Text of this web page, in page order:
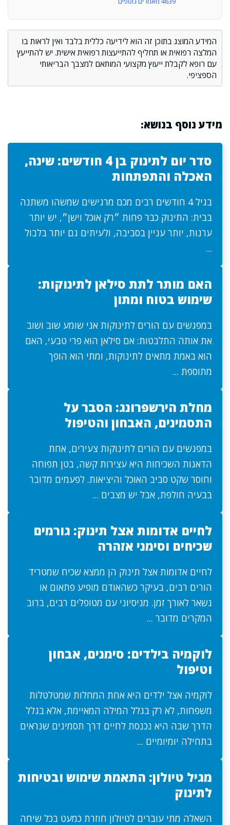
המידע המוצג בתוכן זה הוא לידיעה כללית בלבד ואין לראות בו
המלצה רפואית או תחליף להתייעצות רפואית אישית. יש להתייעץ
עם רופא לקבלת ייעוץ מקצועי המותאם למצבך הבריאותי
הספציפי.
מידע נוסף בנושא:
סדר יום לתינוק בן 4 חודשים: שינה,
האכלה והתפתחות
בגיל 4 חודשים רבים מכם מרגישים שמשהו משתנה
בבית: התינוק כבר פחות ״רק אוכל וישן״, יש יותר
ערנות, יותר עניין בסביבה, ולעיתים גם יותר בלבול
...
האם מותר לתת סילאן לתינוקות:
שימוש בטוח ומתון
במפגשים עם הורים לתינוקות אני שומע שוב ושוב
את אותה התלבטות: אם סילאן הוא פרי טבעי, האם
הוא באמת מתאים לתינוקות, ומתי הוא הופך
מתוספת ...
מחלת הירשפרונג: הסבר על
התסמינים, האבחון והטיפול
במפגשים עם הורים לתינוקות צעירים, אחת
הדאגות השכיחות היא עצירות קשה, בטן תפוחה
וחוסר שקט סביב האוכל והיציאות. לפעמים מדובר
בבעיה חולפת, אבל יש מצבים ...
לחיים אדומות אצל תינוק: גורמים
שכיחים וסימני אזהרה
לחיים אדומות אצל תינוק הן ממצא שכיח שמטריד
הורים רבים, בעיקר כשהאודם מופיע פתאום או
נשאר לאורך זמן. מניסיוני עם מטופלים רבים, ברוב
המקרים מדובר ...
לוקמיה בילדים: סימנים, אבחון
וטיפול
לוקמיה אצל ילדים היא אחת המחלות שמטלטלות
משפחות, לא רק בגלל המילה המאיימת, אלא בגלל
הדרך שבה היא נכנסת לחיים דרך תסמינים שנראים
בתחילה יומיומיים ...
מגיל טיולון: התאמת שימוש ובטיחות
לתינוק
השאלה מתי עוברים לטיולון חוזרת כמעט בכל שיחה